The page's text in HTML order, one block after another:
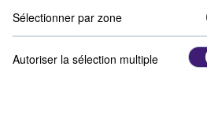
Sélectionner par zone
Autoriser la sélection multiple